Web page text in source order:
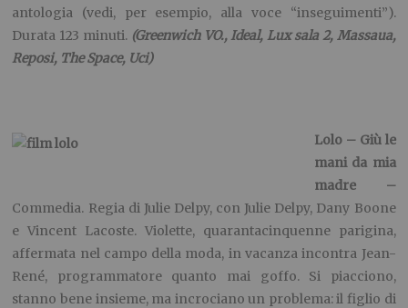
antologia (vedi, per esempio, alla voce “inseguimenti”).
Durata 123 minuti. (Greenwich VO., Ideal, Lux sala 2, Massaua,
Reposi, The Space, Uci)
Lolo – Giù le
mani da mia
madre –
Commedia. Regia di Julie Delpy, con Julie Delpy, Dany Boone
e Vincent Lacoste. Violette, quarantacinquenne parigina,
affermata nel campo della moda, in vacanza incontra Jean-
René, programmatore quanto mai goffo. Si piacciono,
stanno bene insieme, ma incrociano un problema: il figlio di